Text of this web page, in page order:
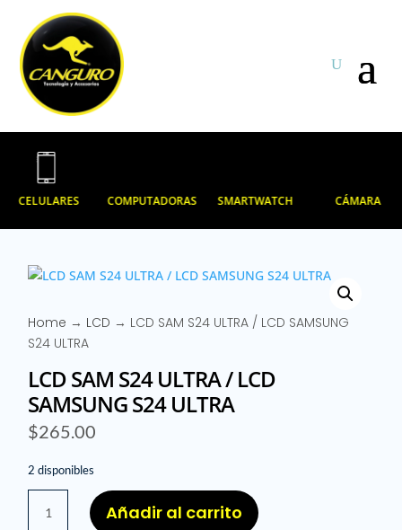
CELULARES COMPUTADORAS SMARTWATCH CÁMARA
Home → LCD → LCD SAM S24 ULTRA / LCD SAMSUNG
S24 ULTRA
LCD SAM S24 ULTRA / LCD
SAMSUNG S24 ULTRA
$265.00
2 disponibles
SAM
Añadir al carrito